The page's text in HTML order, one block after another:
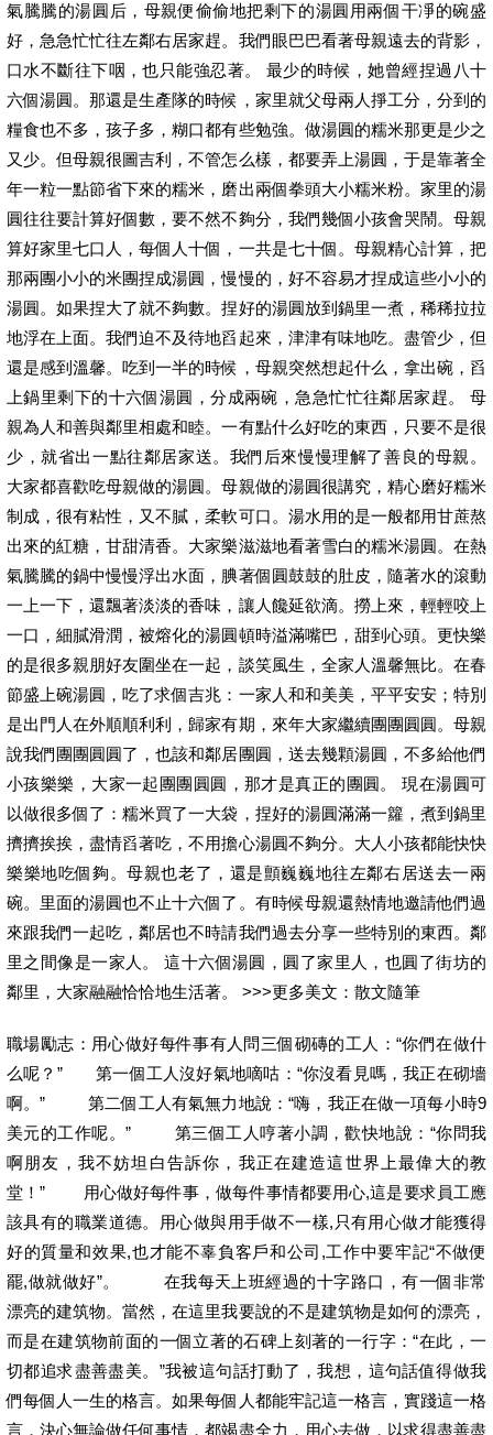
氣騰騰的湯圓后，母親便偷偷地把剩下的湯圓用兩個干凈的碗盛
好，急急忙忙往左鄰右居家趕。我們眼巴巴看著母親遠去的背影，
口水不斷往下咽，也只能強忍著。 最少的時候，她曾經捏過八十
六個湯圓。那還是生產隊的時候，家里就父母兩人掙工分，分到的
糧食也不多，孩子多，糊口都有些勉強。做湯圓的糯米那更是少之
又少。但母親很圖吉利，不管怎么樣，都要弄上湯圓，于是靠著全
年一粒一點節省下來的糯米，磨出兩個拳頭大小糯米粉。家里的湯
圓往往要計算好個數，要不然不夠分，我們幾個小孩會哭鬧。母親
算好家里七口人，每個人十個，一共是七十個。母親精心計算，把
那兩團小小的米團捏成湯圓，慢慢的，好不容易才捏成這些小小的
湯圓。如果捏大了就不夠數。捏好的湯圓放到鍋里一煮，稀稀拉拉
地浮在上面。我們迫不及待地舀起來，津津有味地吃。盡管少，但
還是感到溫馨。吃到一半的時候，母親突然想起什么，拿出碗，舀
上鍋里剩下的十六個湯圓，分成兩碗，急急忙忙往鄰居家趕。 母
親為人和善與鄰里相處和睦。一有點什么好吃的東西，只要不是很
少，就省出一點往鄰居家送。我們后來慢慢理解了善良的母親。
大家都喜歡吃母親做的湯圓。母親做的湯圓很講究，精心磨好糯米
制成，很有粘性，又不膩，柔軟可口。湯水用的是一般都用甘蔗熬
出來的紅糖，甘甜清香。大家樂滋滋地看著雪白的糯米湯圓。在熱
氣騰騰的鍋中慢慢浮出水面，腆著個圓鼓鼓的肚皮，隨著水的滾動
一上一下，還飄著淡淡的香味，讓人饞延欲滴。撈上來，輕輕咬上
一口，細膩滑潤，被熔化的湯圓頓時溢滿嘴巴，甜到心頭。更快樂
的是很多親朋好友圍坐在一起，談笑風生，全家人溫馨無比。在春
節盛上碗湯圓，吃了求個吉兆：一家人和和美美，平平安安；特別
是出門人在外順順利利，歸家有期，來年大家繼續團團圓圓。母親
說我們團團圓圓了，也該和鄰居團圓，送去幾顆湯圓，不多給他們
小孩樂樂，大家一起團團圓圓，那才是真正的團圓。 現在湯圓可
以做很多個了：糯米買了一大袋，捏好的湯圓滿滿一籮，煮到鍋里
擠擠挨挨，盡情舀著吃，不用擔心湯圓不夠分。大人小孩都能快快
樂樂地吃個夠。母親也老了，還是顫巍巍地往左鄰右居送去一兩
碗。里面的湯圓也不止十六個了。有時候母親還熱情地邀請他們過
來跟我們一起吃，鄰居也不時請我們過去分享一些特別的東西。鄰
里之間像是一家人。 這十六個湯圓，圓了家里人，也圓了街坊的
鄰里，大家融融恰恰地生活著。 >>>更多美文：散文隨筆
職場勵志：用心做好每件事有人問三個砌磚的工人：“你們在做什
么呢？” 第一個工人沒好氣地嘀咕：“你沒看見嗎，我正在砌墻
啊。” 第二個工人有氣無力地說：“嗨，我正在做一項每小時9
美元的工作呢。” 第三個工人哼著小調，歡快地說：“你問我
啊朋友，我不妨坦白告訴你，我正在建造這世界上最偉大的教
堂！” 用心做好每件事，做每件事情都要用心,這是要求員工應
該具有的職業道德。用心做與用手做不一樣,只有用心做才能獲得
好的質量和效果,也才能不辜負客戶和公司,工作中要牢記“不做便
罷,做就做好”。 在我每天上班經過的十字路口，有一個非常
漂亮的建筑物。當然，在這里我要說的不是建筑物是如何的漂亮，
而是在建筑物前面的一個立著的石碑上刻著的一行字：“在此，一
切都追求盡善盡美。”我被這句話打動了，我想，這句話值得做我
們每個人一生的格言。如果每個人都能牢記這一格言，實踐這一格
言，決心無論做任何事情，都竭盡全力，用心去做，以求得盡善盡